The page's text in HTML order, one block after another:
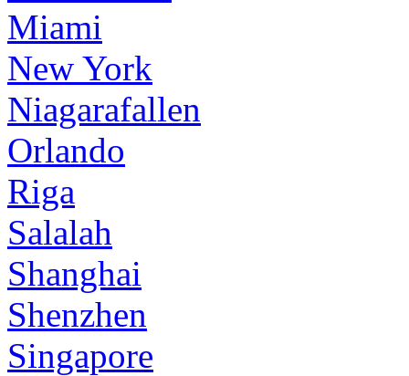
Miami
New York
Niagarafallen
Orlando
Riga
Salalah
Shanghai
Shenzhen
Singapore